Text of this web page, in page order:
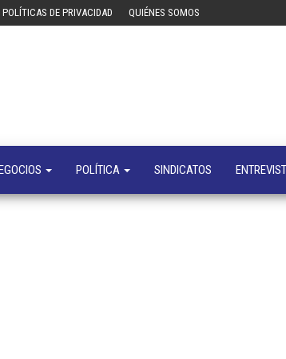
POLÍTICAS DE PRIVACIDAD QUIÉNES SOMOS
negocios
POLÍTICA SINDICATOS